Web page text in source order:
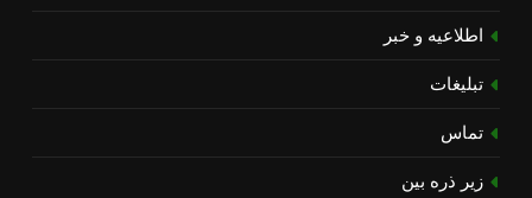
اطلاعیه و خبر
تبلیغات
تماس
زیر ذره بین